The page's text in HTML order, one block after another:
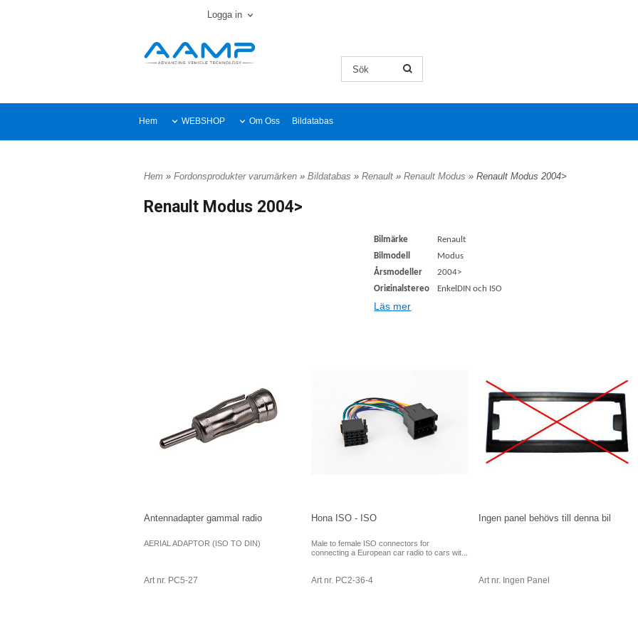
Logga in
Hem WEBSHOP Om Oss Bildatabas
Hem » Fordonsprodukter varumärken » Bildatabas » Renault » Renault Modus » Renault Modus 2004>
Renault Modus 2004>
Bilmärke
Renault
Bilmodell
Modus
Årsmodeller
2004>
Originalstereo
EnkelDIN och ISO
Högtalare
Läs mer
Antennadapter gammal radio
AERIAL ADAPTOR (ISO TO DIN)
Art nr. PC5-27
Hona ISO - ISO
Male to female ISO connectors for
connecting a European car radio to cars wit...
Art nr. PC2-36-4
Ingen panel behövs till denna bil
Art nr. Ingen Panel